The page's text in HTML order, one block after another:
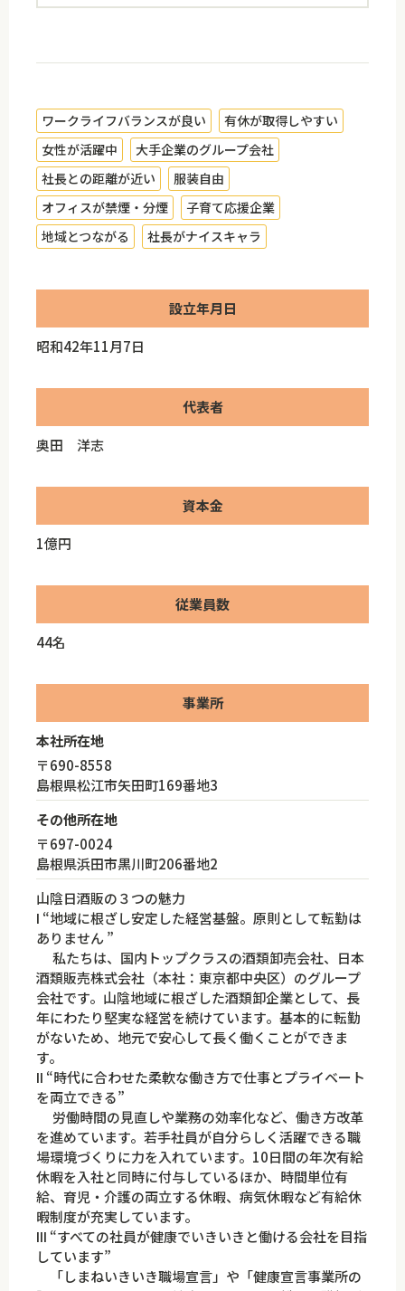
ワークライフバランスが良い
有休が取得しやすい
女性が活躍中
大手企業のグループ会社
社長との距離が近い
服装自由
オフィスが禁煙・分煙
子育て応援企業
地域とつながる
社長がナイスキャラ
設立年月日
昭和42年11月7日
代表者
奥田 洋志
資本金
1億円
従業員数
44名
事業所
本社所在地
〒690-8558
島根県松江市矢田町169番地3
その他所在地
〒697-0024
島根県浜田市黒川町206番地2
山陰日酒販の３つの魅力
Ⅰ “地域に根ざし安定した経営基盤。原則として転勤は
ありません ”
私たちは、国内トップクラスの酒類卸売会社、日本
酒類販売株式会社（本社：東京都中央区）のグループ
会社です。山陰地域に根ざした酒類卸企業として、長
年にわたり堅実な経営を続けています。基本的に転勤
がないため、地元で安心して長く働くことができま
す。
Ⅱ “時代に合わせた柔軟な働き方で仕事とプライベート
を両立できる”
労働時間の見直しや業務の効率化など、働き方改革
を進めています。若手社員が自分らしく活躍できる職
場環境づくりに力を入れています。10日間の年次有給
休暇を入社と同時に付与しているほか、時間単位有
給、育児・介護の両立する休暇、病気休暇など有給休
暇制度が充実しています。
Ⅲ “すべての社員が健康でいきいきと働ける会社を目指
しています”
「しまねいきいき職場宣言」や「健康宣言事業所の